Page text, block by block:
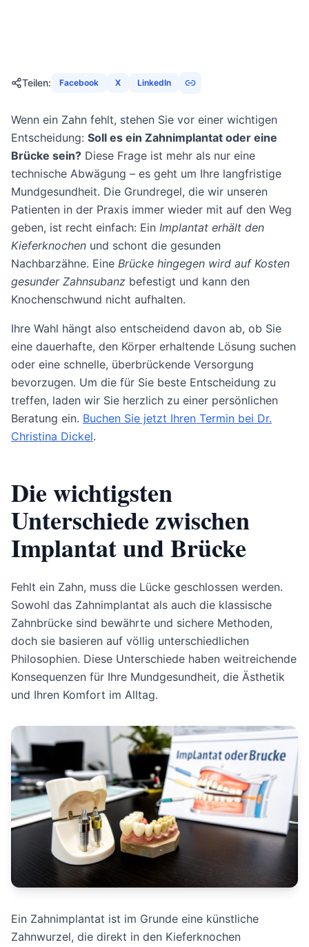
Teilen: Facebook X LinkedIn
Wenn ein Zahn fehlt, stehen Sie vor einer wichtigen
Entscheidung: Soll es ein Zahnimplantat oder eine
Brücke sein? Diese Frage ist mehr als nur eine
technische Abwägung – es geht um Ihre langfristige
Mundgesundheit. Die Grundregel, die wir unseren
Patienten in der Praxis immer wieder mit auf den Weg
geben, ist recht einfach: Ein Implantat erhält den
Kieferknochen und schont die gesunden
Nachbarzähne. Eine Brücke hingegen wird auf Kosten
gesunder Zahnsubanz befestigt und kann den
Knochenschwund nicht aufhalten.
Ihre Wahl hängt also entscheidend davon ab, ob Sie
eine dauerhafte, den Körper erhaltende Lösung suchen
oder eine schnelle, überbrückende Versorgung
bevorzugen. Um die für Sie beste Entscheidung zu
treffen, laden wir Sie herzlich zu einer persönlichen
Beratung ein. Buchen Sie jetzt Ihren Termin bei Dr.
Christina Dickel.
Die wichtigsten
Unterschiede zwischen
Implantat und Brücke
Fehlt ein Zahn, muss die Lücke geschlossen werden.
Sowohl das Zahnimplantat als auch die klassische
Zahnbrücke sind bewährte und sichere Methoden,
doch sie basieren auf völlig unterschiedlichen
Philosophien. Diese Unterschiede haben weitreichende
Konsequenzen für Ihre Mundgesundheit, die Ästhetik
und Ihren Komfort im Alltag.
Ein Zahnimplantat ist im Grunde eine künstliche
Zahnwurzel, die direkt in den Kieferknochen